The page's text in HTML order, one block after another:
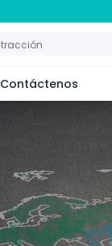
Contáctenos